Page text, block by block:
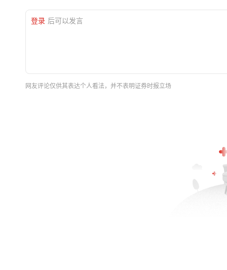
登录 后可以发言
网友评论仅供其表达个人看法，并不表明证券时报立场